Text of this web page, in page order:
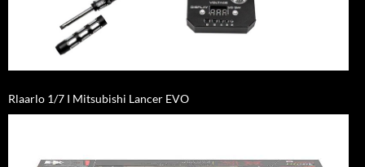
Rlaarlo 1/7 I Mitsubishi Lancer EVO